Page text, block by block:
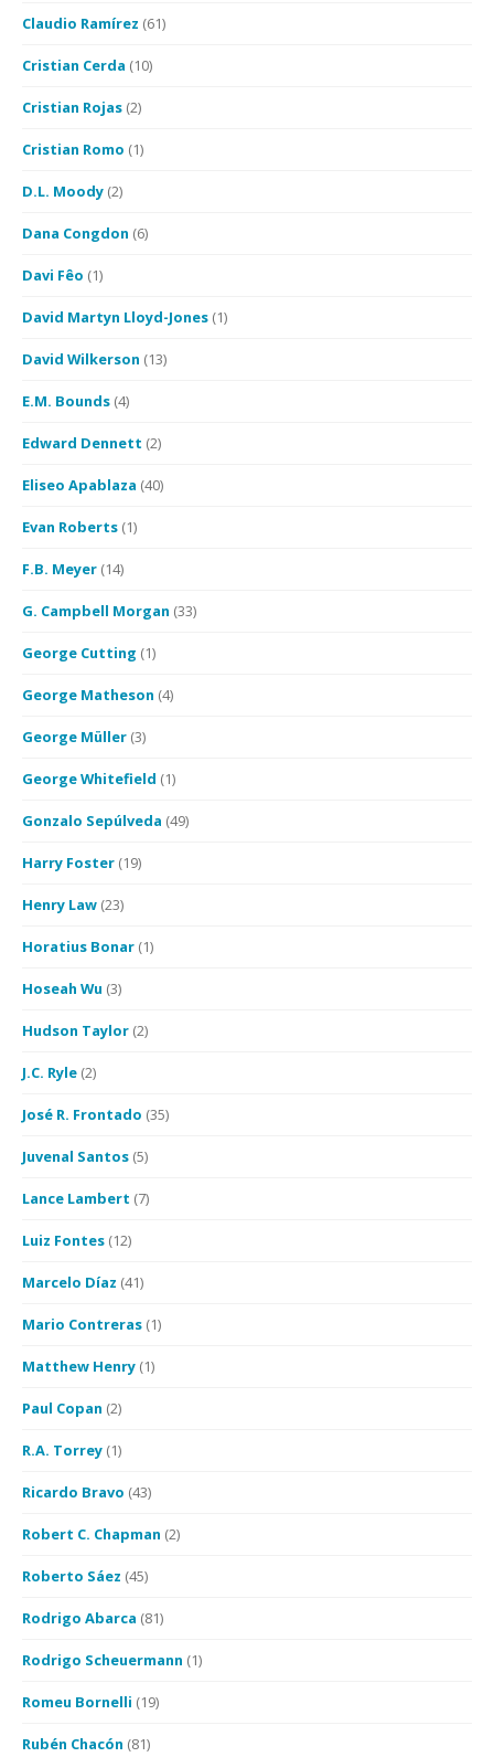
Claudio Ramírez (61)
Cristian Cerda (10)
Cristian Rojas (2)
Cristian Romo (1)
D.L. Moody (2)
Dana Congdon (6)
Davi Fêo (1)
David Martyn Lloyd-Jones (1)
David Wilkerson (13)
E.M. Bounds (4)
Edward Dennett (2)
Eliseo Apablaza (40)
Evan Roberts (1)
F.B. Meyer (14)
G. Campbell Morgan (33)
George Cutting (1)
George Matheson (4)
George Müller (3)
George Whitefield (1)
Gonzalo Sepúlveda (49)
Harry Foster (19)
Henry Law (23)
Horatius Bonar (1)
Hoseah Wu (3)
Hudson Taylor (2)
J.C. Ryle (2)
José R. Frontado (35)
Juvenal Santos (5)
Lance Lambert (7)
Luiz Fontes (12)
Marcelo Díaz (41)
Mario Contreras (1)
Matthew Henry (1)
Paul Copan (2)
R.A. Torrey (1)
Ricardo Bravo (43)
Robert C. Chapman (2)
Roberto Sáez (45)
Rodrigo Abarca (81)
Rodrigo Scheuermann (1)
Romeu Bornelli (19)
Rubén Chacón (81)